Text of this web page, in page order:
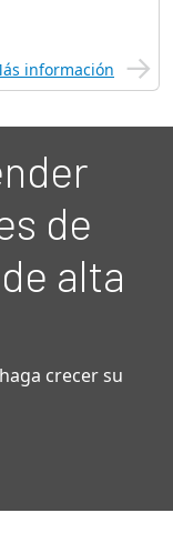
información
de
alta
crecer su